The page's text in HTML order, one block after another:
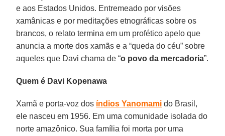
e aos Estados Unidos. Entremeado por visões
xamânicas e por meditações etnográficas sobre os
brancos, o relato termina em um profético apelo que
anuncia a morte dos xamãs e a “queda do céu” sobre
aqueles que Davi chama de “o povo da mercadoria”.
Quem é Davi Kopenawa
Xamã e porta-voz dos índios Yanomami do Brasil,
ele nasceu em 1956. Em uma comunidade isolada do
norte amazônico. Sua família foi morta por uma